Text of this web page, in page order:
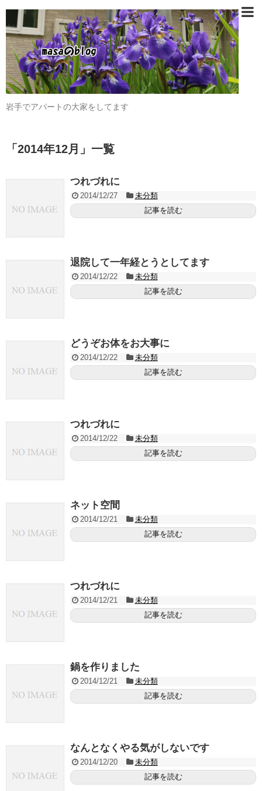
岩手でアパートの大家をしてます
「2014年12月 」 一覧
つれづれに
2014/12/27
未分類
記事を読む
退院して一年経とうとしてます
2014/12/22
未分類
記事を読む
どうぞお体をお大事に
2014/12/22
未分類
記事を読む
つれづれに
2014/12/22
未分類
記事を読む
ネット空間
2014/12/21
未分類
記事を読む
つれづれに
2014/12/21
未分類
記事を読む
鍋を作りました
2014/12/21
未分類
記事を読む
なんとなくやる気がしないです
2014/12/20
未分類
記事を読む